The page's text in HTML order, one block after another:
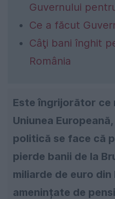
Guvernului
Ce a făcut
Câţi bani înghit
România
Este îngrijorător ce
Uniunea
politică se face că
pierde banii de la
miliarde de euro din
amenințate de